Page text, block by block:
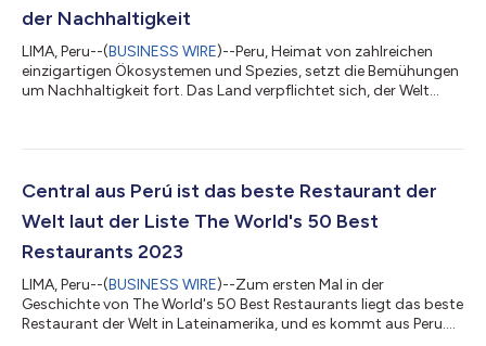
der Nachhaltigkeit
LIMA, Peru--(BUSINESS WIRE)--Peru, Heimat von zahlreichen
einzigartigen Ökosystemen und Spezies, setzt die Bemühungen
um Nachhaltigkeit fort. Das Land verpflichtet sich, der Welt
beteiligt sind. Das ist die Vision einer Kultur der Nachhaltigkeit
peruanischen Exportsektor fördert. PROMPERÚ ist eine Agentur,
Central aus Perú ist das beste Restaurant der
Welt laut der Liste The World's 50 Best
Restaurants 2023
LIMA, Peru--(BUSINESS WIRE)--Zum ersten Mal in der
Geschichte von The World's 50 Best Restaurants liegt das beste
Restaurant der Welt in Lateinamerika, und es kommt aus Peru.